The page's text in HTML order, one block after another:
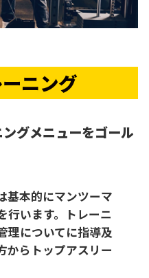
ニング
ングメニューをゴール
基本的にマンツーマ
行います。トレーニ
理についてに指導及
からトップアスリー